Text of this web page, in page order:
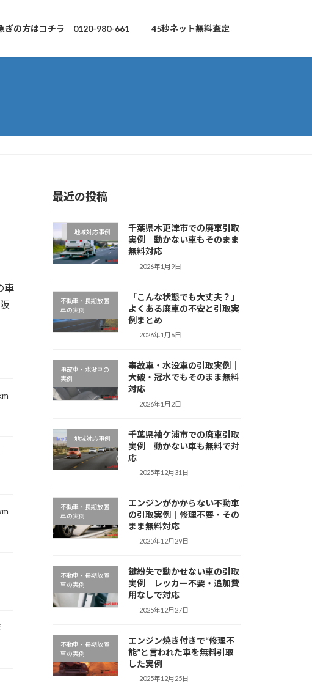
ぎの方はコチラ 0120-980-661 45秒ネット無料査定
車
最近の投稿
地域対応事例
千葉県木更津市での廃車引取
実例｜動かない車もそのまま
無料対応
2026年1月9日
不動車・長期放置
車の実例
「こんな状態でも大丈夫？」
よくある廃車の不安と引取実
例まとめ
2026年1月6日
事故車・水没車の
実例
事故車・水没車の引取実例｜
大破・冠水でもそのまま無料
対応
2026年1月2日
地域対応事例
千葉県袖ケ浦市での廃車引取
実例｜動かない車も無料で対
応
2025年12月31日
不動車・長期放置
車の実例
エンジンがかからない不動車
の引取実例｜修理不要・その
まま無料対応
2025年12月29日
不動車・長期放置
車の実例
鍵紛失で動かせない車の引取
実例｜レッカー不要・追加費
用なしで対応
2025年12月27日
不動車・長期放置
車の実例
エンジン焼き付きで“修理不
能”と言われた車を無料引取
した実例
2025年12月25日